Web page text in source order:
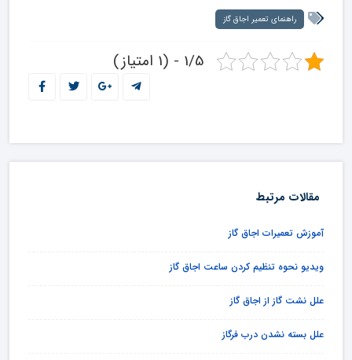
راهنمای تعمیر اجاق گاز
1/5 - (1 امتیاز)
مقالات مرتبط
آموزش تعمیرات اجاق گاز
ویدیو نحوه تنظیم کردن ساعت اجاق گاز
علل نشت گاز از اجاق گاز
علل بسته نشدن درب فرگاز